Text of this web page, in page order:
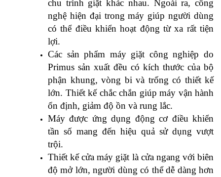
chu trình giặt khác nhau. Ngoài ra, công
nghệ hiện đại trong máy giúp người dùng
có thể điều khiển hoạt động từ xa rất tiện
lợi.
Các sản phẩm máy giặt công nghiệp do
Primus sản xuất đều có kích thước của bộ
phận khung, vòng bi và trống có thiết kế
lớn. Thiết kế chắc chắn giúp máy vận hành
ổn định, giảm độ ồn và rung lắc.
Máy được ứng dụng động cơ điều khiển
tần số mang đến hiệu quả sử dụng vượt
trội.
Thiết kế cửa máy giặt là cửa ngang với biên
độ mở lớn, người dùng có thể dễ dàng hơn